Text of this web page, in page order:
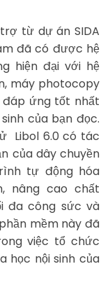
từ dự án SIDA
đã có được hệ
hiện đại với hệ
máy photocopy
đáp ứng tốt nhất
của bạn đọc.
Libol 6.0 có tác
của dây chuyền
tự động hóa
nâng cao chất
đa công sức và
mềm này đã
việc tổ chức
học nội sinh của